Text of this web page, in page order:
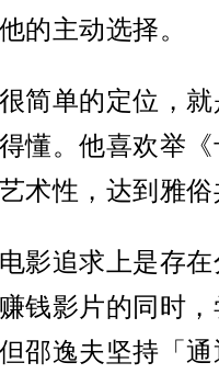
的主动选择。
简单的定位，
懂。他喜欢举
术性，达到雅
影追求上是存
钱影片的同时
邵逸夫坚持「